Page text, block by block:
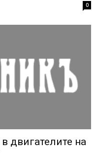
0
двигателите на